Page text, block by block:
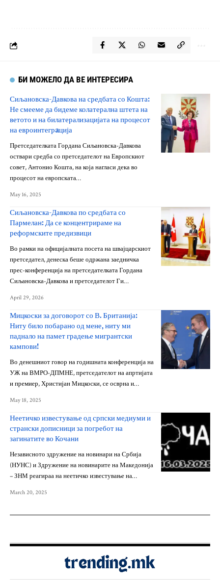
БИ МОЖЕЛО ДА ВЕ ИНТЕРЕСИРА
Сиљановска-Давкова на средбата со Кошта:
Не смееме да бидеме колатерална штета на
ветото и на билатерализацијата на процесот
на евроинтегрaција
Претседателката Гордана Сиљановска-Давкова
оствари средба со претседателот на Европскиот
совет, Антонио Кошта, на која нагласи дека во
процесот на европската…
May 16, 2025
Сиљановска-Давкова по средбата со
Пармелан: Да се концентрираме на
реформските предизвици
Во рамки на официјалната посета на швајцарскиот
претседател, денеска беше одржана заедничка
прес-конференција на претседателката Гордана
Сиљановска-Давкова и претседателот Ги…
April 29, 2026
Мицкоски за договорот со В. Британија:
Ниту било побарано од мене, ниту ми
паднало на памет градење мигрантски
кампови!
Во денешниот говор на годишната конференција на
УЖ на ВМРО-ДПМНЕ, претседателот на апртијата
и премиер, Христијан Мицкоски, се осврна и…
May 18, 2025
Неетичко известување од српски медиуми и
странски дописници за погребот на
загинатите во Кочани
Независното здружение на новинари на Србија
(НУНС) и Здружение на новинарите на Македонија
– ЗНМ реагираа на неетичко известување на…
March 20, 2025